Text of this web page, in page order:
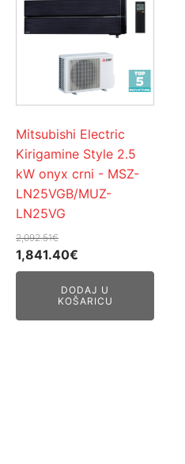
Mitsubishi Electric
Kirigamine Style 2.5
kW onyx crni - MSZ-
LN25VGB/MUZ-
LN25VG
2,092.51€
Izvorna
cijena
1,841.40€
cijena
je:
DODAJ U
KOŠARICU